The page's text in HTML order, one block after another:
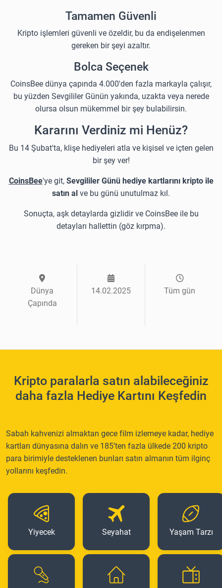
Tamamen Güvenli
Kripto işlemleri güvenli ve özeldir, bu da endişelenmen
gereken bir şeyi azaltır.
Bolca Seçenek
CoinsBee dünya çapında 4.000'den fazla markayla çalışır,
bu yüzden Sevgililer Günün yakında, uzakta veya nerede
olursa olsun mükemmel bir şey bulabilirsin.
Kararını Verdiniz mi Henüz?
Bu 14 Şubat'ta, klişe hediyeleri atla ve kişisel ve içten gelen
bir şey ver!
CoinsBee'ye git, Sevgililer Günü hediye kartlarını kripto ile
satın al ve bu günü unutulmaz kıl.
Sonuçta, aşk detaylarda gizlidir ve CoinsBee ile bu
detayları hallettin (göz kırpma).
Dünya
Çapında
14.02.2025 Tüm gün
Kripto paralarla satın alabileceğiniz
daha fazla Hediye Kartını Keşfedin
Sabah kahvenizi almaktan gece film izlemeye kadar, hediye
kartları dünyasına dalın ve 185’ten fazla ülkede 200 kripto
para birimiyle desteklenen bunları satın almanın tüm ilginç
yollarını keşfedin.
Yiyecek Seyahat Yaşam Tarzı